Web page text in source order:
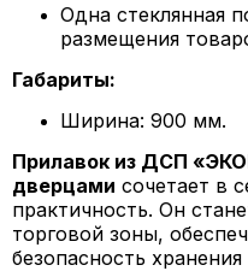
Одна стеклянная
размещения
Габариты:
Ширина: 900 мм.
Прилавок из ДСП
дверцами сочетает в
практичность. Он
торговой зоны,
безопасность